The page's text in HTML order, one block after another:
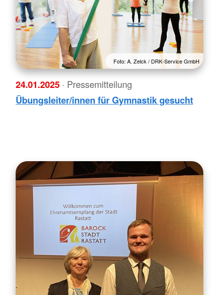
Foto: A. Zelck / DRK-Service GmbH
24.01.2025 · Pressemitteilung
Übungsleiter/innen für Gymnastik gesucht